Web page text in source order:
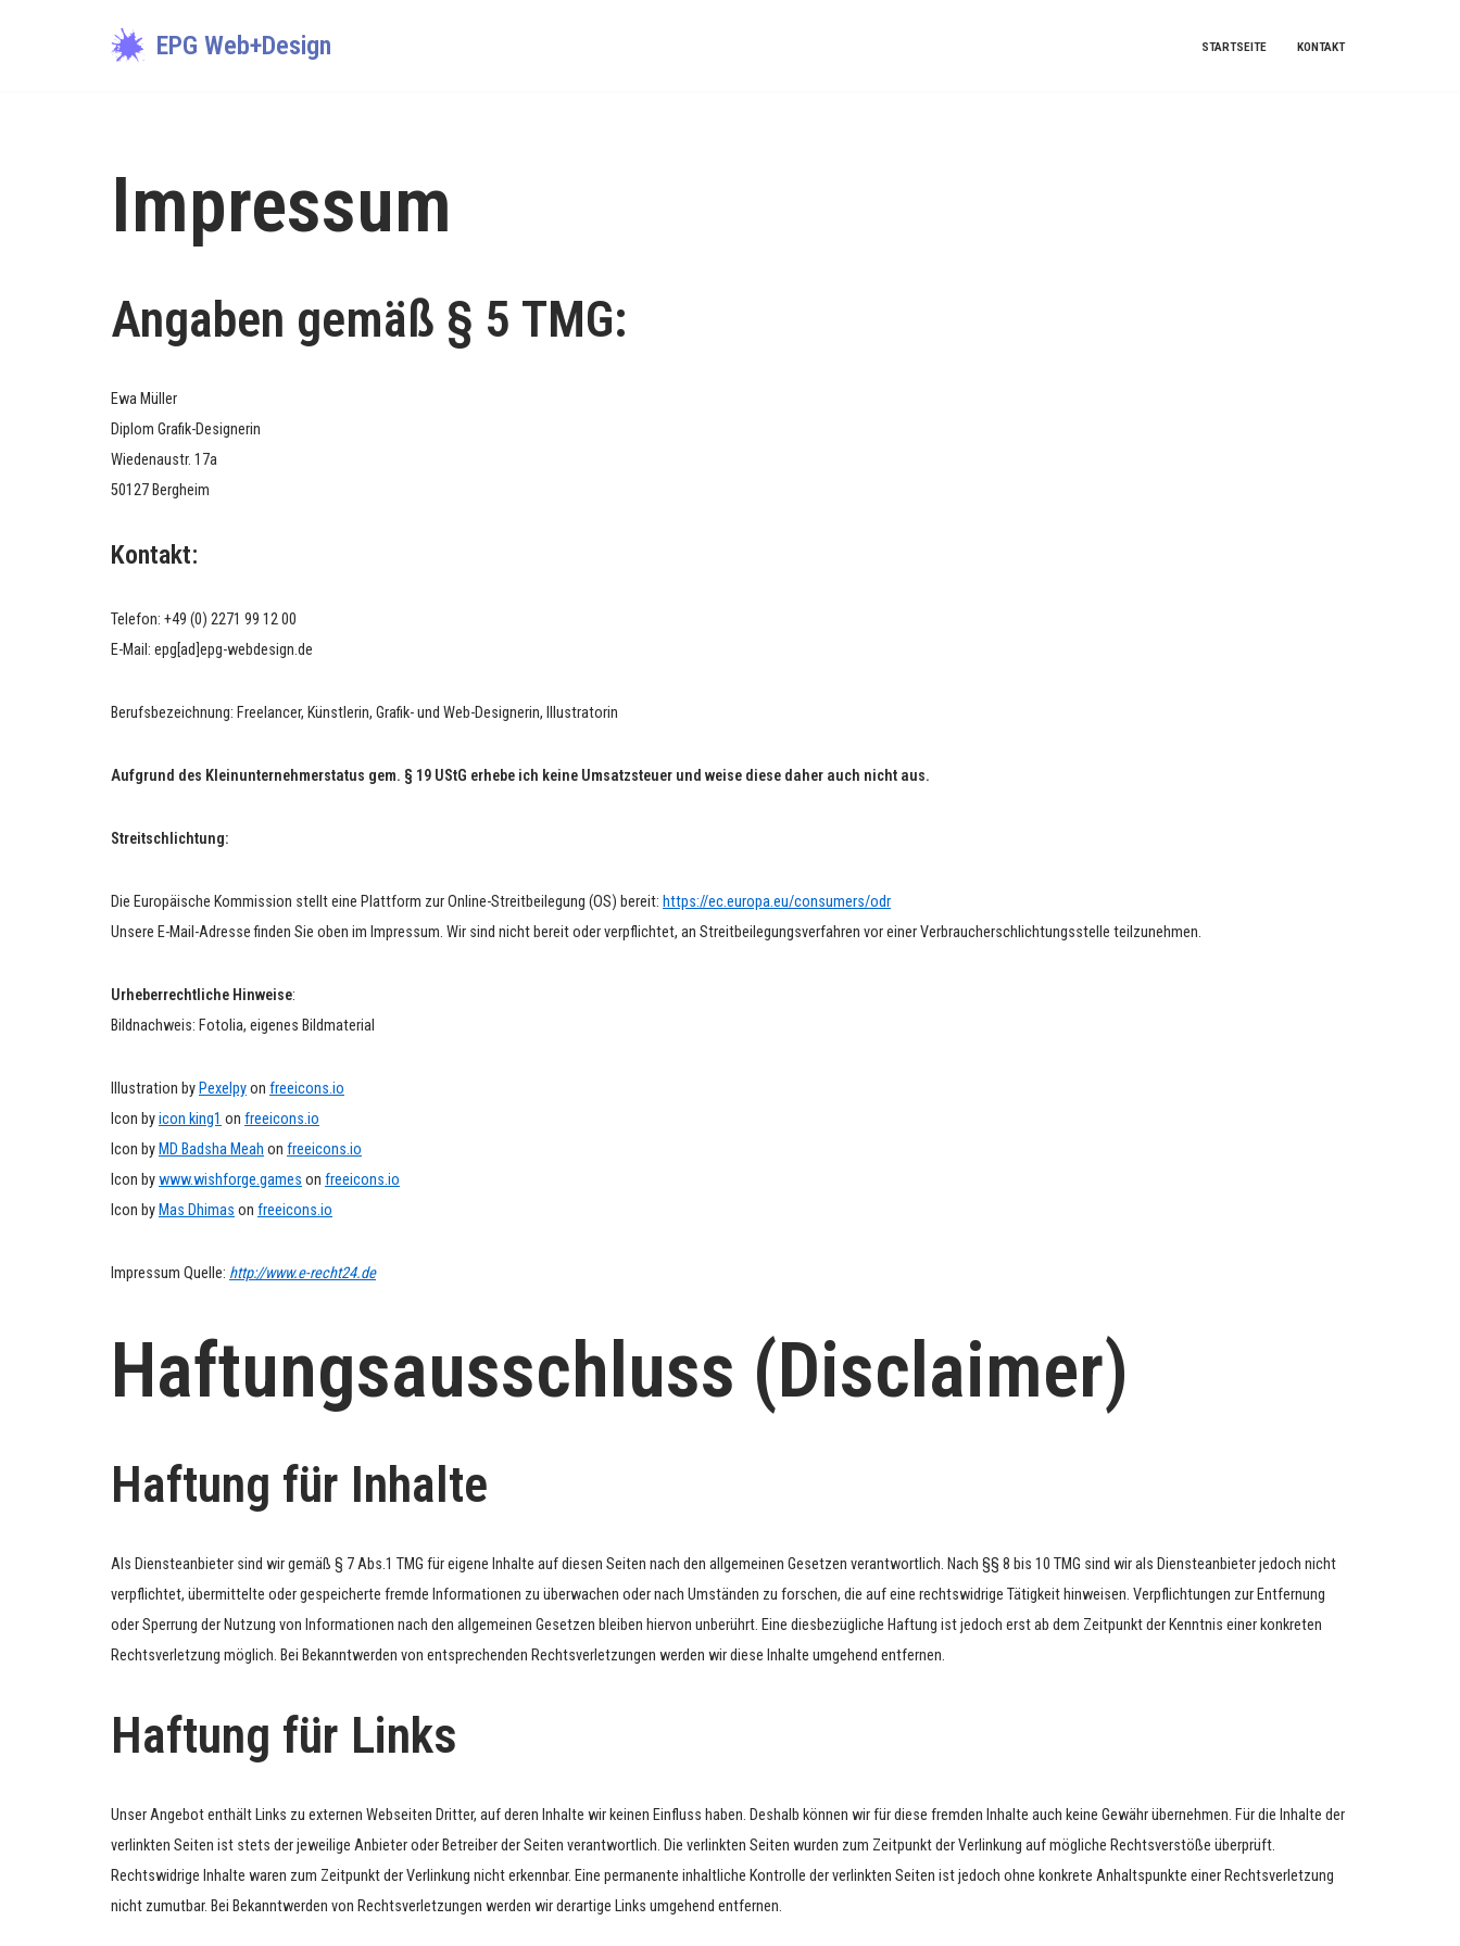
EPG Web+Design STARTSEITE KONTAKT
Impressum
Angaben gemäß § 5 TMG:
Ewa Müller
Diplom Grafik-Designerin
Wiedenaustr. 17a
50127 Bergheim
Kontakt:
Telefon: +49 (0) 2271 99 12 00
E-Mail: epg[ad]epg-webdesign.de
Berufsbezeichnung: Freelancer, Künstlerin, Grafik- und Web-Designerin, Illustratorin
Aufgrund des Kleinunternehmerstatus gem. § 19 UStG erhebe ich keine Umsatzsteuer und weise diese daher auch nicht aus.
Streitschlichtung:
Die Europäische Kommission stellt eine Plattform zur Online-Streitbeilegung (OS) bereit: https://ec.europa.eu/consumers/odr
Unsere E-Mail-Adresse finden Sie oben im Impressum. Wir sind nicht bereit oder verpflichtet, an Streitbeilegungsverfahren vor einer Verbraucherschlichtungsstelle teilzunehmen.
Urheberrechtliche Hinweise:
Bildnachweis: Fotolia, eigenes Bildmaterial
Illustration by Pexelpyon freeicons.io
Icon byicon king1 on freeicons.io
Icon by MD Badsha Meah on freeicons.io
Icon bywww.wishforge.games on freeicons.io
Icon by Mas Dhimas on freeicons.io
Impressum Quelle: http://www.e-recht24.de
Haftungsausschluss (Disclaimer)
Haftung für Inhalte
Als Diensteanbieter sind wir gemäß § 7 Abs.1 TMG für eigene Inhalte auf diesen Seiten nach den allgemeinen Gesetzen verantwortlich. Nach §§ 8 bis 10 TMG sind wir als Diensteanbieter jedoch nicht
verpflichtet, übermittelte oder gespeicherte fremde Informationen zu überwachen oder nach Umständen zu forschen, die auf eine rechtswidrige Tätigkeit hinweisen. Verpflichtungen zur Entfernung
oder Sperrung der Nutzung von Informationen nach den allgemeinen Gesetzen bleiben hiervon unberührt. Eine diesbezügliche Haftung ist jedoch erst ab dem Zeitpunkt der Kenntnis einer konkreten
Rechtsverletzung möglich. Bei Bekanntwerden von entsprechenden Rechtsverletzungen werden wir diese Inhalte umgehend entfernen.
Haftung für Links
Unser Angebot enthält Links zu externen Webseiten Dritter, auf deren Inhalte wir keinen Einfluss haben. Deshalb können wir für diese fremden Inhalte auch keine Gewähr übernehmen. Für die Inhalte der
verlinkten Seiten ist stets der jeweilige Anbieter oder Betreiber der Seiten verantwortlich. Die verlinkten Seiten wurden zum Zeitpunkt der Verlinkung auf mögliche Rechtsverstöße überprüft.
Rechtswidrige Inhalte waren zum Zeitpunkt der Verlinkung nicht erkennbar. Eine permanente inhaltliche Kontrolle der verlinkten Seiten ist jedoch ohne konkrete Anhaltspunkte einer Rechtsverletzung
nicht zumutbar. Bei Bekanntwerden von Rechtsverletzungen werden wir derartige Links umgehend entfernen.